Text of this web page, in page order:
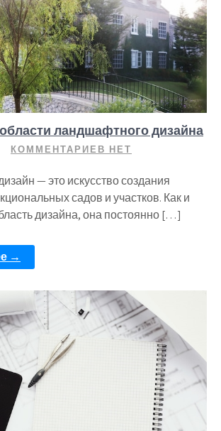
ландшафтного дизайна
КОММЕНТАРИЕВ НЕТ
— это искусство создания
садов и участков. Как и
дизайна, она постоянно […]
→